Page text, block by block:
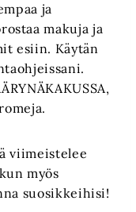
ja
makuja ja
esiin. Käytän
viimeistelee
myös
suosikkeihisi!